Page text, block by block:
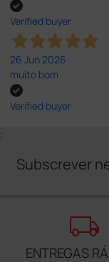
Verified buyer
26 Jun 2026
muito bom
Verified buyer
;
Subscrever
local_shipping
ENTREGAS